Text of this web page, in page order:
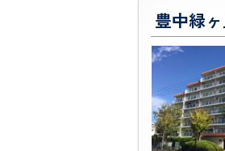
豊中緑